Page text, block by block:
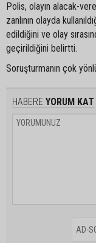
Polis, olayın alacak-
zanlının olayda
edildiğini ve olay
geçirildiğini belirtti.
Soruşturmanın çok
HABERE YORUM KAT